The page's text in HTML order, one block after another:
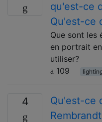
qu'est-ce
Qu'est-ce
Que sont les
en portrait
utiliser?
109
4
Qu'est-ce